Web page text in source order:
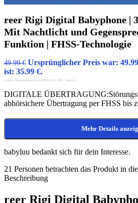
reer Rigi Digital Babyphone |
Mit Nachtlicht und
Funktion | FHSS-Technologie
49.99€ Ursprünglicher Preis war:
ist: 35.99 €.
(Letzte Aktualisierung 04/23/2026 13:51 PST - Details)
DIGITALE
abhörsichere Übertragung per FHSS bis
Mehr Details
babyluu bedankt sich für dein Interesse.
21 Personen betrachten das Produkt in
Beschreibung
reer Rigi Digital